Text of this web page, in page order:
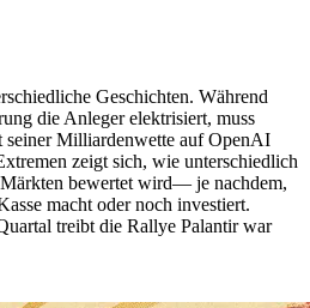
Geschichten. Während
die Anleger elektrisiert, muss
seiner Milliardenwette auf OpenAI
zeigt sich, wie unterschiedlich
bewertet wird— je nachdem,
macht oder noch investiert.
treibt die Rallye Palantir war